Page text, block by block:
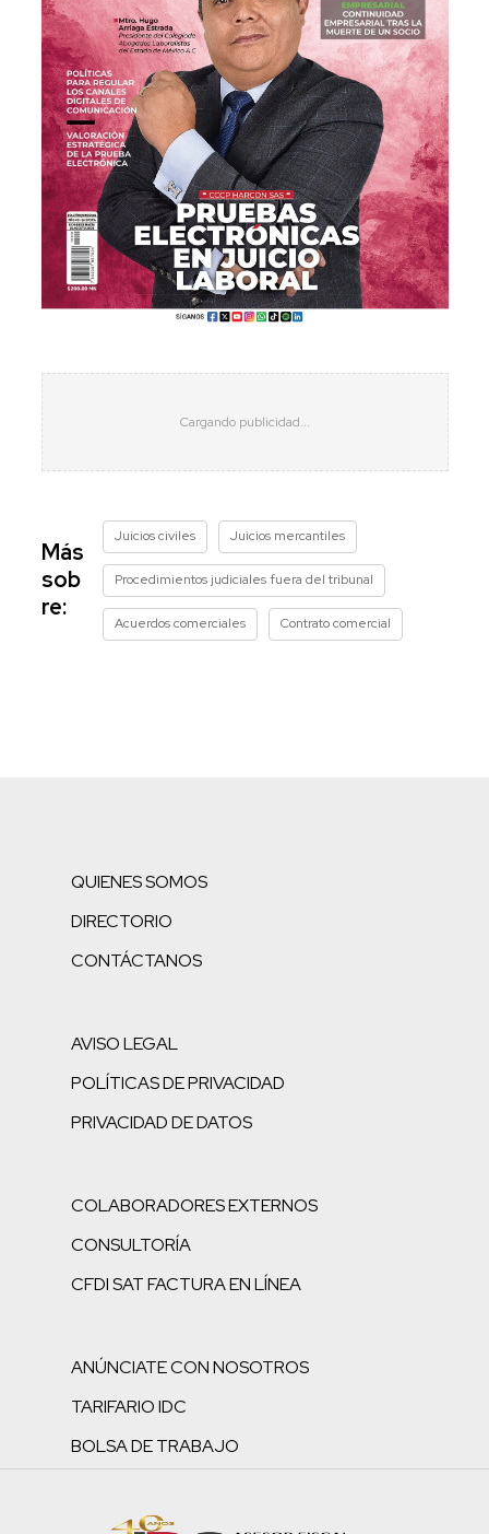
Más
sob
re:
Juicios civiles Juicios mercantiles
Procedimientos judiciales fuera del tribunal
Acuerdos comerciales Contrato comercial
QUIENES SOMOS
DIRECTORIO
CONTÁCTANOS
AVISO LEGAL
POLÍTICAS DE PRIVACIDAD
PRIVACIDAD DE DATOS
COLABORADORES EXTERNOS
CONSULTORÍA
CFDI SAT FACTURA EN LÍNEA
ANÚNCIATE CON NOSOTROS
TARIFARIO IDC
BOLSA DE TRABAJO